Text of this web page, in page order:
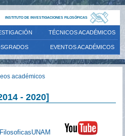
INSTITUTO DE INVESTIGACIONES FILOSÓFICAS
TÉCNICOS ACADÉMICOS
EVENTOS ACADÉMICOS
académicos
- 2020]